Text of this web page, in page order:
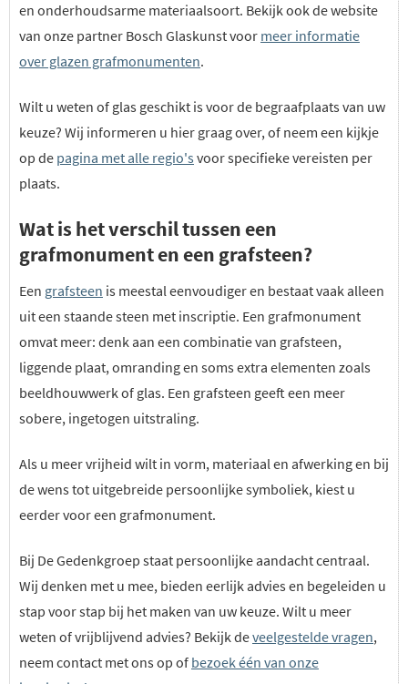
en onderhoudsarme materiaalsoort. Bekijk ook de website
van onze partner Bosch Glaskunst voor meer informatie
over glazen grafmonumenten.
Wilt u weten of glas geschikt is voor de begraafplaats van uw
keuze? Wij informeren u hier graag over, of neem een kijkje
op de pagina met alle regio's voor specifieke vereisten per
plaats.
Wat is het verschil tussen een
grafmonument en een grafsteen?
Een grafsteen is meestal eenvoudiger en bestaat vaak alleen
uit een staande steen met inscriptie. Een grafmonument
omvat meer: denk aan een combinatie van grafsteen,
liggende plaat, omranding en soms extra elementen zoals
beeldhouwwerk of glas. Een grafsteen geeft een meer
sobere, ingetogen uitstraling.
Als u meer vrijheid wilt in vorm, materiaal en afwerking en bij
de wens tot uitgebreide persoonlijke symboliek, kiest u
eerder voor een grafmonument.
Bij De Gedenkgroep staat persoonlijke aandacht centraal.
Wij denken met u mee, bieden eerlijk advies en begeleiden u
stap voor stap bij het maken van uw keuze. Wilt u meer
weten of vrijblijvend advies? Bekijk deveelgestelde vragen,
neem contact met ons op of bezoek één van onze